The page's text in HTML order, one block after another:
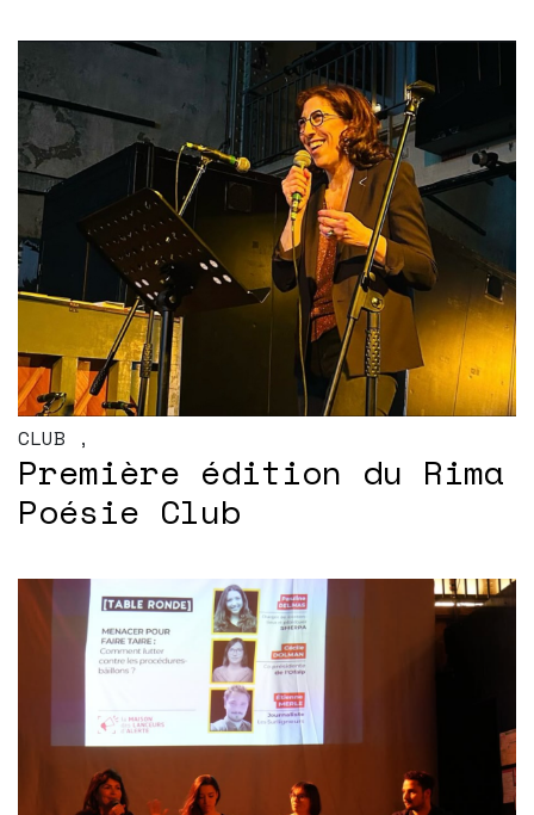
CLUB ,
Première édition du Rima
Poésie Club